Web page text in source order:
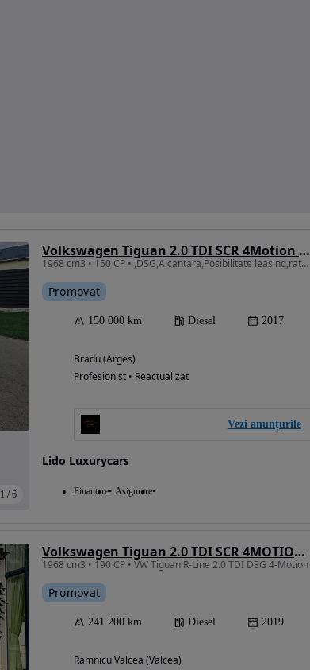
1 / 6
Volkswagen Tiguan 2.0 TDI SCR 4Motion DSG Highline
1968 cm3 • 150 CP • ,DSG,Alcantara,Posibilitate leasing,rate fixe
Promovat
150 000 km Diesel 2017
Bradu (Arges)
Profesionist • Reactualizat
Vezi anunțurile
Lido Luxurycars
Finantare Asigurare
Volkswagen Tiguan 2.0 TDI SCR 4MOTION DSG Highline
1968 cm3 • 190 CP • VW Tiguan R-Line 2.0 TDI DSG 4-Motion
Promovat
241 200 km Diesel 2019
Ramnicu Valcea (Valcea)